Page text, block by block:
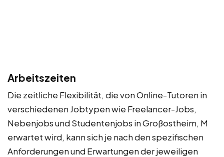
Arbeitszeiten
Die zeitliche Flexibilität, die von Online-Tutoren in
verschiedenen Jobtypen wie Freelancer-Jobs,
Nebenjobs und Studentenjobs in Großostheim, M
erwartet wird, kann sich je nach den spezifischen
Anforderungen und Erwartungen der jeweiligen